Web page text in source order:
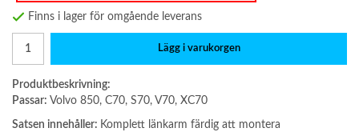
Finns i lager för omgående leverans
Lägg i varukorgen
Produktbeskrivning:
Passar: Volvo 850, C70, S70, V70, XC70
Satsen innehåller: Komplett länkarm färdig att montera